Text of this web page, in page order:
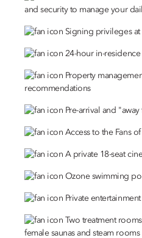
and security to manage your
Signing privileges at
24-hour in-
Property
recommendations
Pre-arrival and
Access to the Fans
A private 18-seat
Ozone swimming
Private
Two treatment
female saunas and steam rooms